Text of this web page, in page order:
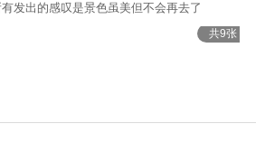
发出的感叹是景色虽美但不会再去了
共9张